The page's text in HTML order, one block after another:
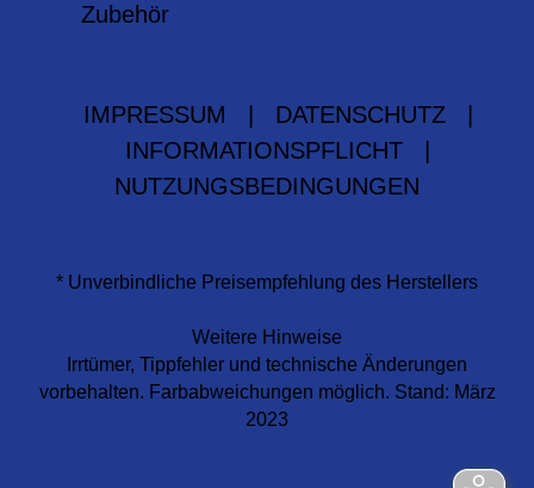
Zubehör
IMPRESSUM DATENSCHUTZ
INFORMATIONSPFLICHT
NUTZUNGSBEDINGUNGEN
* Unverbindliche Preisempfehlung des Herstellers
Weitere Hinweise
Irrtümer, Tippfehler und technische Änderungen
vorbehalten. Farbabweichungen möglich. Stand: März
2023